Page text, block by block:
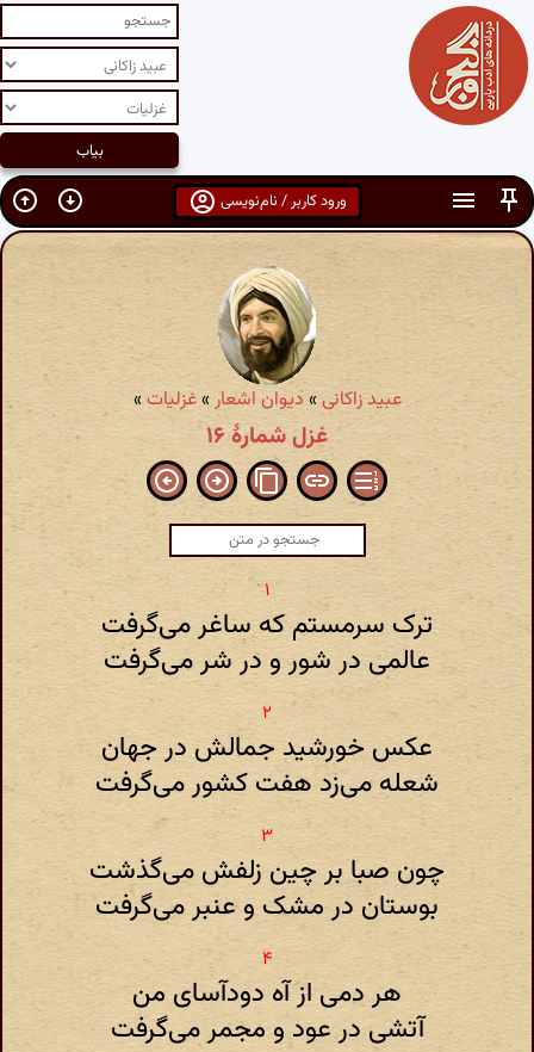
ورود کاربر / نام‌نویسی
عبید زاکانی» دیوان اشعار»غزلیات»
غزل شمارهٔ ۱۶
ترک سرمستم که ساغر می‌گرفت
عالمی در شور و در شر می‌گرفت
عکس خورشید جمالش در جهان
شعله می‌زد هفت کشور می‌گرفت
چون صبا بر چین زلفش می‌گذشت
بوستان در مشک و عنبر می‌گرفت
هر دمی از آه دودآسای من
آتشی در عود و مجمر می‌گرفت